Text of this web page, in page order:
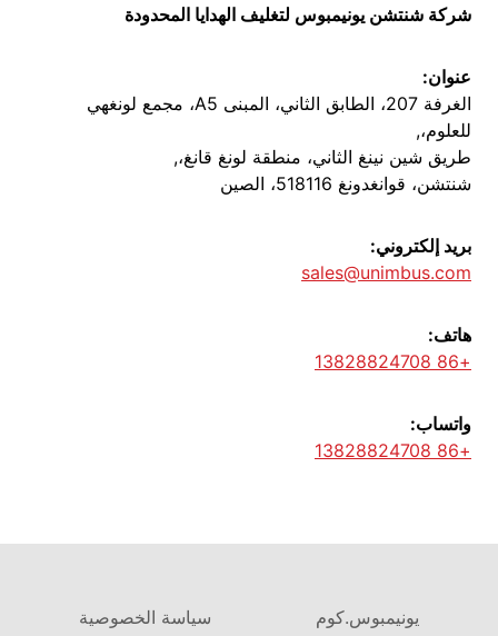
شركة شنتشن يونيمبوس لتغليف الهدايا المحدودة
عنوان:
الغرفة 207، الطابق الثاني، المبنى A5، مجمع لونغهي
للعلوم،,
طريق شين نينغ الثاني، منطقة لونغ قانغ،,
شنتشن، قوانغدونغ 518116، الصين
بريد إلكتروني:
sales@unimbus.com
هاتف:
+86 13828824708
واتساب:
+86 13828824708
يونيمبوس.كوم سياسة الخصوصية